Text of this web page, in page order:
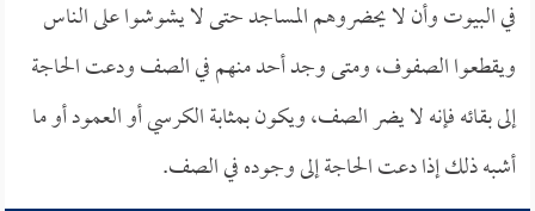
في البيوت وأن لا يحضروهم المساجد حتى لا يشوشوا على الناس
ويقطعوا الصفوف، ومتى وجد أحد منهم في الصف ودعت الحاجة
إلى بقائه فإنه لا يضر الصف، ويكون بمثابة الكرسي أو العمود أو ما
أشبه ذلك إذا دعت الحاجة إلى وجوده في الصف.